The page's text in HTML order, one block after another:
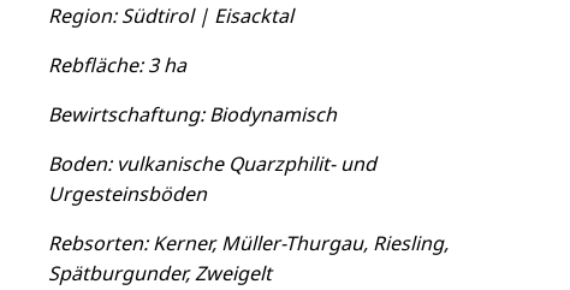
Region: Südtirol | Eisacktal
Rebfläche: 3 ha
Bewirtschaftung: Biodynamisch
Boden: vulkanische Quarzphilit- und
Urgesteinsböden
Rebsorten: Kerner, Müller-Thurgau, Riesling,
Spätburgunder, Zweigelt